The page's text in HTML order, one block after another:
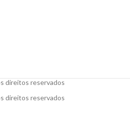
direitos reservados
direitos reservados